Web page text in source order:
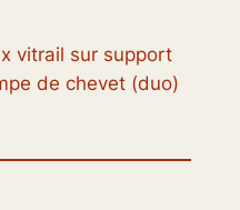
vitrail sur support
de chevet (duo)